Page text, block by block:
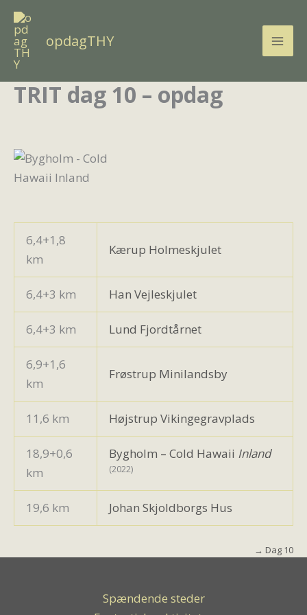
Gå
indholdetopdagTHY
TRIT dag 10 – opdag
6,4+1,8
km
Kærup Holmeskjulet
6,4+3 km Han Vejleskjulet
6,4+3 km Lund Fjordtårnet
6,9+1,6
km
Frøstrup Minilandsby
11,6 km Højstrup Vikingegravplads
18,9+0,6
km
Bygholm – Cold Hawaii Inland
(2022)
19,6 km Johan Skjoldborgs Hus
→ Dag 10
Spændende steder